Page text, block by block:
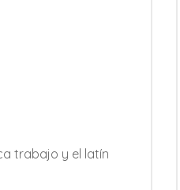
trabajo y el latín